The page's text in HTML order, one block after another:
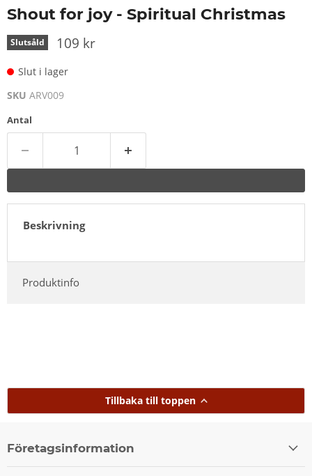
Shout for joy - Spiritual Christmas
Slutsåld 109 kr
Slut i lager
SKU ARV009
Antal
Beskrivning
Produktinfo
Tillbaka till toppen
Företagsinformation